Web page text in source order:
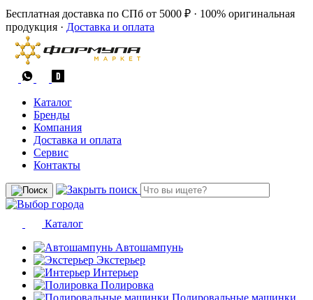
Бесплатная доставка по СПб от 5000 ₽ · 100% оригинальная
продукция · Доставка и оплата
Каталог
Бренды
Компания
Доставка и оплата
Сервис
Контакты
Каталог
Автошампунь
Экстерьер
Интерьер
Полировка
Полировальные машинки